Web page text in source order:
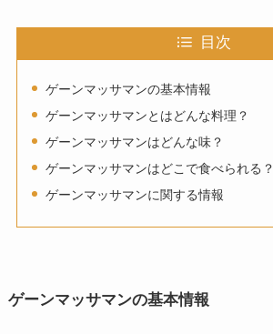
目次
ゲーンマッサマンの基本情報
ゲーンマッサマンとはどんな料理？
ゲーンマッサマンはどんな味？
ゲーンマッサマンはどこで食べられる？
ゲーンマッサマンに関する情報
ゲーンマッサマンの基本情報